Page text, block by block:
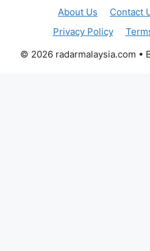
About Us Contact
Privacy Policy
© 2026 radarmalaysia.com •